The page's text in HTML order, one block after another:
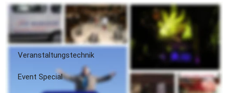
Damit Kunden, Gäste und Interessenten zu Ihnen finden, sollten
Sie nichts dem Zufall überlassen.
Wir helfen Ihnen gerne dabei !
Veranstaltungstechnik
Event Special